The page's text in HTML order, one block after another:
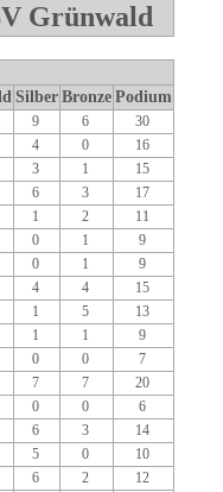
Grünwald
Silber Bronze Podium
9 6
30
4 0
16
3 1
15
6 3
17
1 2
11
0 1
9
0 1
9
4 4
15
1 5
13
1 1
9
0 0
7
7 7
20
0 0
6
6 3
14
5 0
10
6 2
12